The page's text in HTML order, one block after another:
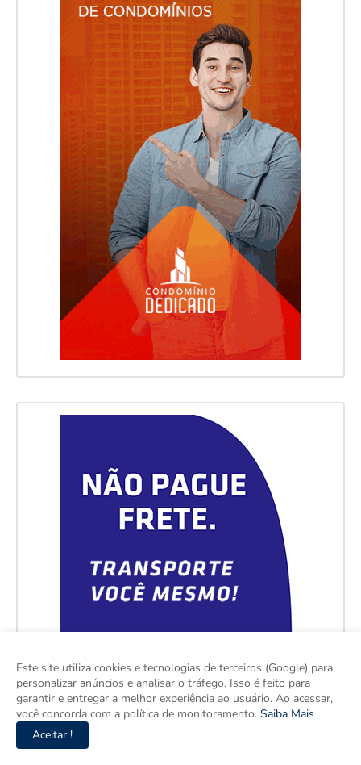
Este site utiliza cookies e tecnologias de terceiros (Google) para
personalizar anúncios e analisar o tráfego. Isso é feito para
garantir e entregar a melhor experiência ao usuário. Ao acessar,
você concorda com a política de monitoramento. Saiba Mais
Aceitar !